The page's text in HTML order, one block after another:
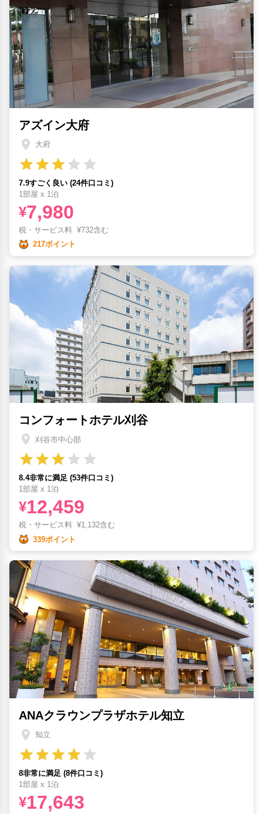
アズイン大府
大府
7.9すごく良い (24件口コミ)
1部屋 x 1泊
¥7,980
税・サービス料 ¥732含む
217ポイント
コンフォートホテル刈谷
刈谷市中心部
8.4非常に満足 (53件口コミ)
1部屋 x 1泊
¥12,459
税・サービス料 ¥1,132含む
339ポイント
ANAクラウンプラザホテル知立
知立
8非常に満足 (8件口コミ)
1部屋 x 1泊
¥17,643